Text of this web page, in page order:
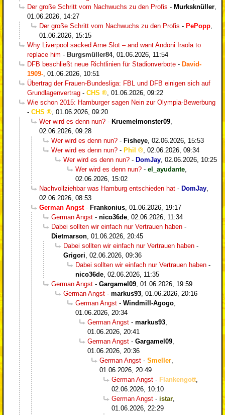
Der große Schritt vom Nachwuchs zu den Profis - Murksknüller
01.06.2026, 14:27
Der große Schritt vom Nachwuchs zu den Profis - PePopp
01.06.2026, 15:15
Why Liverpool sacked Arne Slot – and want Andoni Iraola to
replace him - Burgsmüller84, 01.06.2026, 11:54
DFB beschließt neue Richtlinien für Stadionverbote - David-
1909- 01.06.2026, 10:51
Übertrag der Frauen-Bundesliga: FBL und DFB einigen sich auf
Grundlagenvertrag - CHS
01.06.2026, 09:22
Wie schon 2015: Hamburger sagen Nein zur Olympia-Bewerbung
- CHS
01.06.2026, 09:20
Wer wird es denn nun? - Kruemelmonster09
02.06.2026, 09:28
Wer wird es denn nun? - Fisheye 02.06.2026, 15:53
Wer wird es denn nun? - Phil
02.06.2026, 09:34
Wer wird es denn nun? - DomJay 02.06.2026, 10:25
Wer wird es denn nun? - el_ayudante
02.06.2026, 15:02
Nachvollziehbar was Hamburg entschieden hat - DomJay
02.06.2026, 08:53
German Angst- Frankonius 01.06.2026, 19:17
German Angst - nico36de 02.06.2026, 11:34
Dabei sollten wir einfach nur Vertrauen haben -
Dietmarson 01.06.2026, 20:45
Dabei sollten wir einfach nur Vertrauen haben -
Grigori 02.06.2026, 09:36
Dabei sollten wir einfach nur Vertrauen haben -
nico36de 02.06.2026, 11:35
German Angst - Gargamel09 01.06.2026, 19:59
German Angst - markus93 01.06.2026, 20:16
German Angst - Windmill-Agogo
01.06.2026, 20:34
German Angst - markus93
01.06.2026, 20:41
German Angst - Gargamel09
01.06.2026, 20:36
German Angst - Smeller
01.06.2026, 20:49
German Angst - Flankengott
02.06.2026, 10:10
German Angst - istar
01.06.2026, 22:29